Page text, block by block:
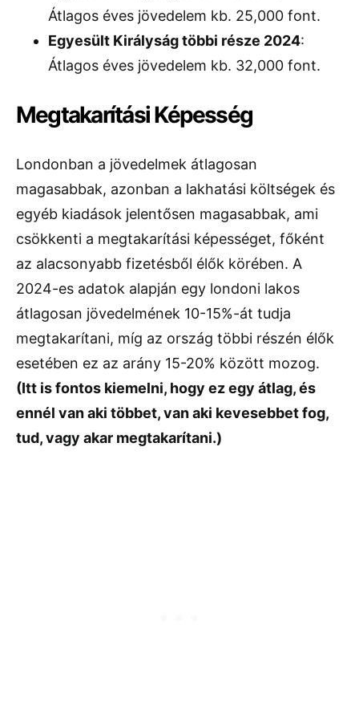
Átlagos éves jövedelem kb. 25,000 font.
Egyesült Királyság többi része 2024:
Átlagos éves jövedelem kb. 32,000 font.
Megtakarítási Képesség
Londonban a jövedelmek átlagosan
magasabbak, azonban a lakhatási költségek és
egyéb kiadások jelentősen magasabbak, ami
csökkenti a megtakarítási képességet, főként
az alacsonyabb fizetésből élők körében. A
2024-es adatok alapján egy londoni lakos
átlagosan jövedelmének 10-15%-át tudja
megtakarítani, míg az ország többi részén élők
esetében ez az arány 15-20% között mozog.
(Itt is fontos kiemelni, hogy ez egy átlag, és
ennél van aki többet, van aki kevesebbet fog,
tud, vagy akar megtakarítani.)